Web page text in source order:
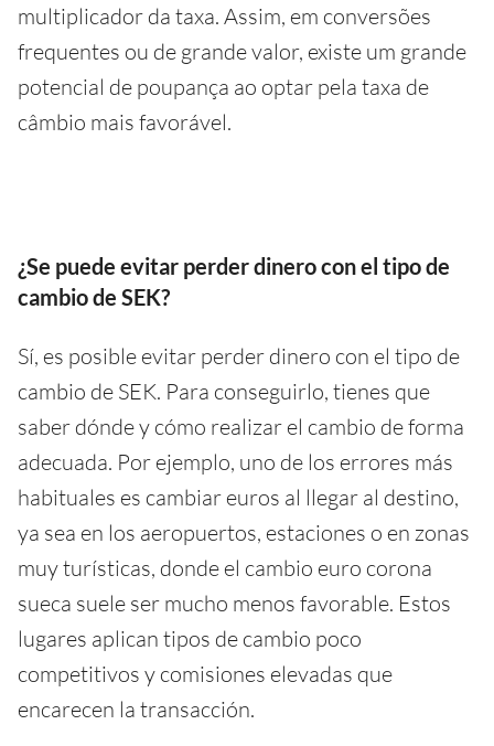
multiplicador da taxa. Assim, em conversões
frequentes ou de grande valor, existe um grande
potencial de poupança ao optar pela taxa de
câmbio mais favorável.
¿Se puede evitar perder dinero con el tipo de
cambio de SEK?
Sí, es posible evitar perder dinero con el tipo de
cambio de SEK. Para conseguirlo, tienes que
saber dónde y cómo realizar el cambio de forma
adecuada. Por ejemplo, uno de los errores más
habituales es cambiar euros al llegar al destino,
ya sea en los aeropuertos, estaciones o en zonas
muy turísticas, donde el cambio euro corona
sueca suele ser mucho menos favorable. Estos
lugares aplican tipos de cambio poco
competitivos y comisiones elevadas que
encarecen la transacción.